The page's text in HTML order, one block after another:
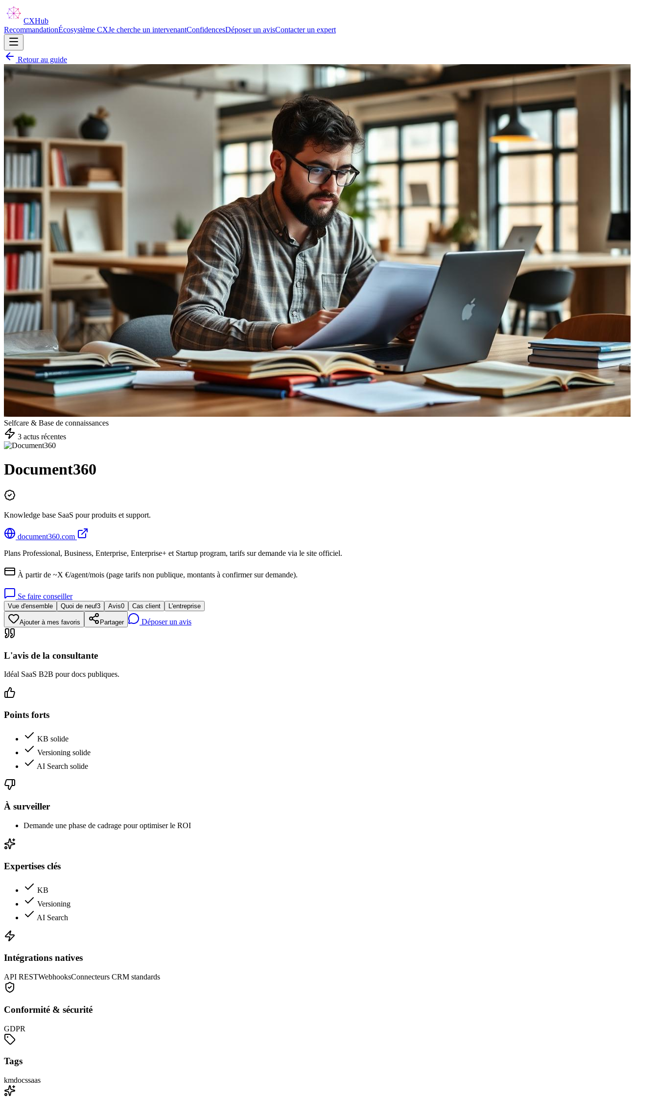
CXHub
RecommandationÉcosystème CXJe cherche un intervenantConfidencesDéposer un avisContacter un expert
Retour au guide
Selfcare & Base de connaissances
3 actus récentes
Document360
Knowledge base SaaS pour produits et support.
document360.com
Plans Professional, Business, Enterprise, Enterprise+ et Startup program, tarifs sur demande via le site officiel.
À partir de ~X €/agent/mois (page tarifs non publique, montants à confirmer sur demande).
Se faire conseiller
Vue d'ensemble Quoi de neuf3 Avis0 Cas client L'entreprise
Ajouter à mes favoris Partager Déposer un avis
L'avis de la consultante
Idéal SaaS B2B pour docs publiques.
Points forts
KB solide
Versioning solide
AI Search solide
À surveiller
Demande une phase de cadrage pour optimiser le ROI
Expertises clés
KB
Versioning
AI Search
Intégrations natives
API RESTWebhooksConnecteurs CRM standards
Conformité & sécurité
GDPR
Tags
kmdocssaas